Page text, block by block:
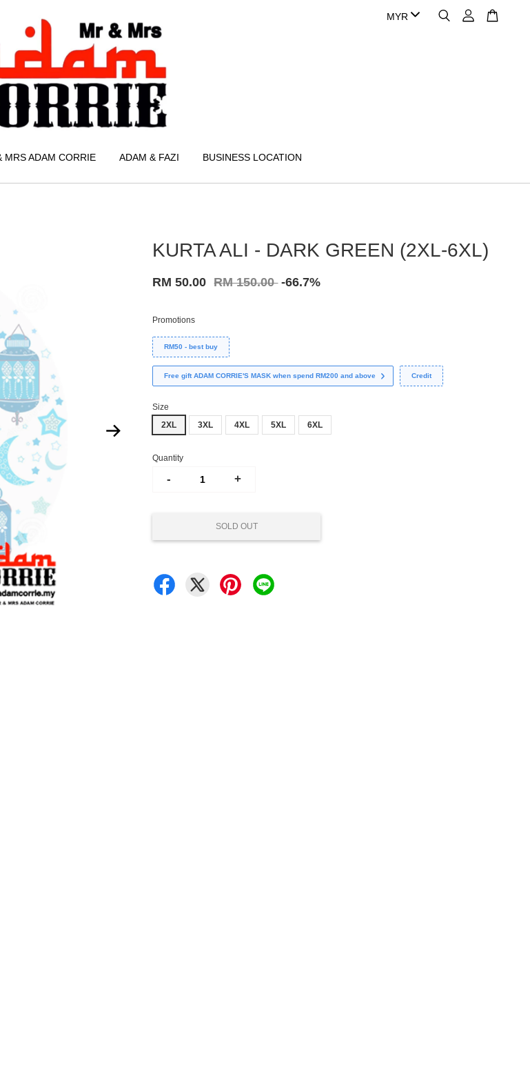
MRS ADAM CORRIE ADAM & FAZI BUSINESS LOCATION
KURTA ALI - DARK GREEN (2XL-6XL)
RM 50.00 RM 150.00 -66.7%
Promotions
RM50 - best buy
Free gift ADAM CORRIE'S MASK when spend RM200 and above Credit
Size
2XL
3XL 4XL 5XL 6XL
Quantity
- +
SOLD OUT